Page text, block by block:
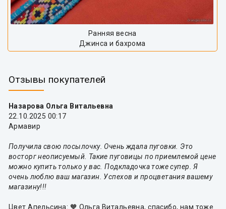
Ранняя весна
Джинса и бахрома
Отзывы покупателей
Назарова Ольга Витальевна
22.10.2025 00:17
Армавир
Получила свою посылочку. Очень ждала пуговки. Это
восторг неописуемый. Такие пуговицы по приемлемой цене
можно купить только у вас. Подкладочка тоже супер. Я
очень люблю ваш магазин. Успехов и процветания вашему
магазину!!!
Цвет Апельсина: 🧡 Ольга Витальевна, спасибо, нам тоже